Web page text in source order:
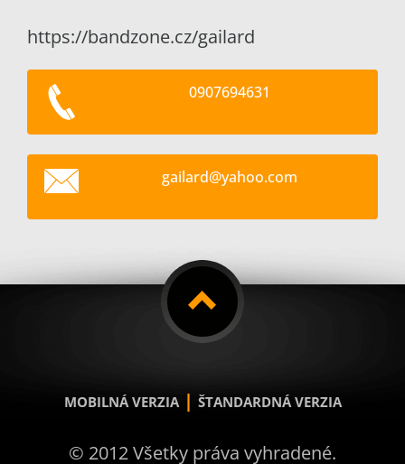
https://bandzone.cz/gailard
0907694631
gailard@yahoo.com
MOBILNÁ VERZIA | ŠTANDARDNÁ VERZIA
© 2012 Všetky práva vyhradené.